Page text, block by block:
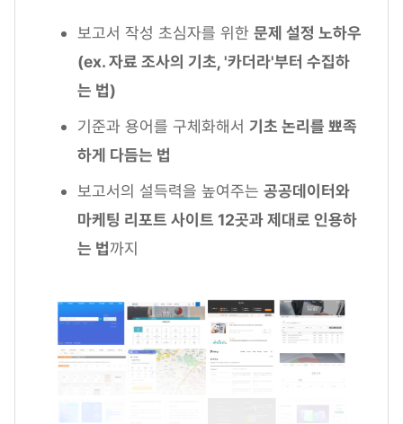
보고서 작성 초심자를 위한 문제 설정 노하우
(ex. 자료 조사의 기초, '카더라'부터 수집하
는 법)
기준과 용어를 구체화해서 기초 논리를 뾰족
하게 다듬는 법
보고서의 설득력을 높여주는 공공데이터와
마케팅 리포트 사이트 12곳과 제대로 인용하
는 법까지